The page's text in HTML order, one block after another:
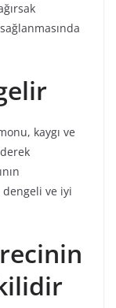
kaygı ve
ve iyi